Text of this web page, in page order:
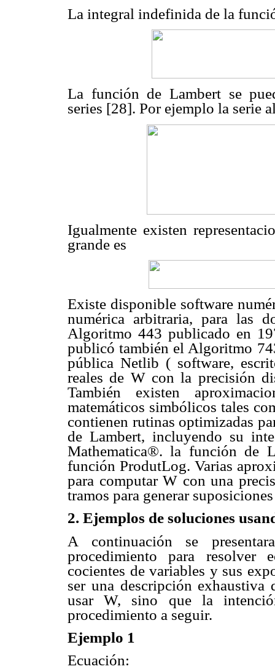
La integral indefinida de la
La función de Lambert se
series [28]. Por ejemplo la serie
Igualmente existen
grande es
Existe disponible software
numérica arbitraria, para las
Algoritmo 443 publicado en
publicó también el Algoritmo
pública Netlib ( software,
reales de W con la precisión
También existen
matemáticos simbólicos tales
contienen rutinas optimizadas
de Lambert, incluyendo su
Mathematica®. la función de
función ProdutLog. Varias
para computar W con una
tramos para generar
2. Ejemplos de soluciones
A continuación se
procedimiento para resolver
cocientes de variables y sus
ser una descripción
usar W, sino que la
procedimiento a seguir.
Ejemplo 1
Ecuación: